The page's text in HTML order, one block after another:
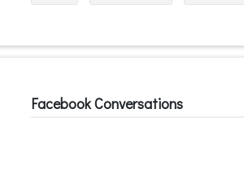
Facebook Conversations